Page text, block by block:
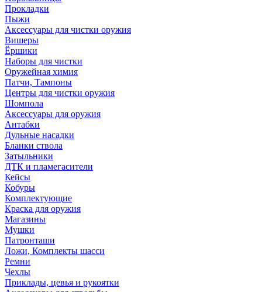
Прокладки
Пыжи
Аксессуары для чистки оружия
Вишеры
Ёршики
Наборы для чистки
Оружейная химия
Патчи, Тампоны
Центры для чистки оружия
Шомпола
Аксессуары для оружия
Антабки
Дульные насадки
Бланки ствола
Затыльники
ДТК и пламегасители
Кейсы
Кобуры
Комплектующие
Краска для оружия
Магазины
Мушки
Патронташи
Ложи, Комплекты шасси
Ремни
Чехлы
Приклады, цевья и рукоятки